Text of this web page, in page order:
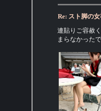
Re: スト脚の
連貼りご容赦
まらなかったで